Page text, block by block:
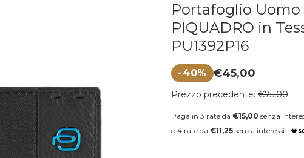
Portafoglio
PIQUADRO in
PU1392P16
-40%
Prezzo di vendita
€45,00
Prezzo regolare
Prezzo precedente: €75,00
Paga in 3 rate da €15,00 senza
o 4 rate da €11,25 senza interessi.